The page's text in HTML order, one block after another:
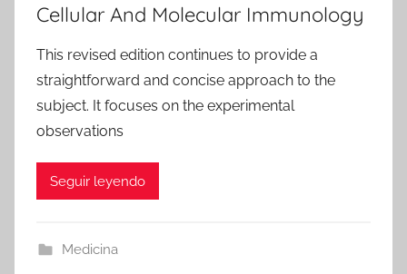
Cellular And Molecular Immunology
This revised edition continues to provide a
straightforward and concise approach to the
subject. It focuses on the experimental
observations
Seguir leyendo
Medicina